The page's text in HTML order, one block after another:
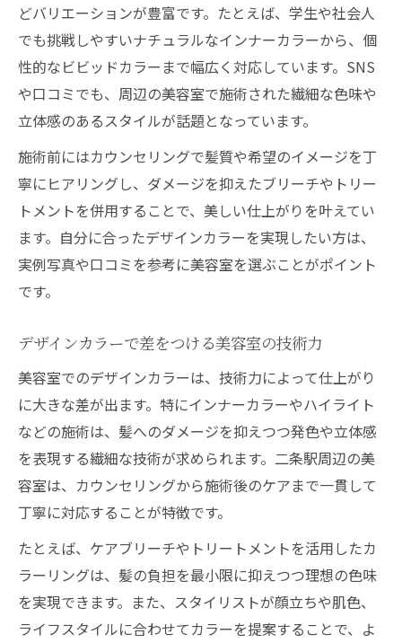
どバリエーションが豊富です。たとえば、学生や社会人
でも挑戦しやすいナチュラルなインナーカラーから、個
性的なビビッドカラーまで幅広く対応しています。SNS
や口コミでも、周辺の美容室で施術された繊細な色味や
立体感のあるスタイルが話題となっています。
施術前にはカウンセリングで髪質や希望のイメージを丁
寧にヒアリングし、ダメージを抑えたブリーチやトリー
トメントを併用することで、美しい仕上がりを叶えてい
ます。自分に合ったデザインカラーを実現したい方は、
実例写真や口コミを参考に美容室を選ぶことがポイント
です。
デザインカラーで差をつける美容室の技術力
美容室でのデザインカラーは、技術力によって仕上がり
に大きな差が出ます。特にインナーカラーやハイライト
などの施術は、髪へのダメージを抑えつつ発色や立体感
を表現する繊細な技術が求められます。二条駅周辺の美
容室は、カウンセリングから施術後のケアまで一貫して
丁寧に対応することが特徴です。
たとえば、ケアブリーチやトリートメントを活用したカ
ラーリングは、髪の負担を最小限に抑えつつ理想の色味
を実現できます。また、スタイリストが顔立ちや肌色、
ライフスタイルに合わせてカラーを提案することで、よ